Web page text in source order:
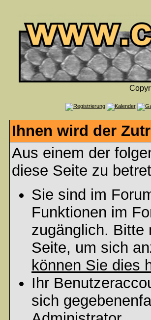
Ihnen wird der
Aus einem der
diese Seite zu
Sie sind im
Funktionen im
zugänglich. Bitte
Seite, um sich
können Sie dies
Ihr
sich